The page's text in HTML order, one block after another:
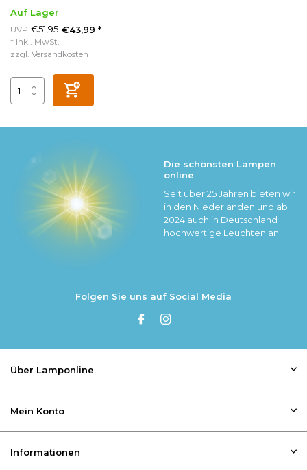
Auf Lager
UVP €51,95 €43,99 *
* Inkl. MwSt.
zzgl. Versandkosten
Die schönsten Lampen
online
Seit über 25 Jahren bieten wir
in den Niederlanden und ab
2024 auch in Deutschland
hochwertige Leuchten an.
Folgen Sie uns auf Social Media
Über Lamponline
Mein Konto
Informationen